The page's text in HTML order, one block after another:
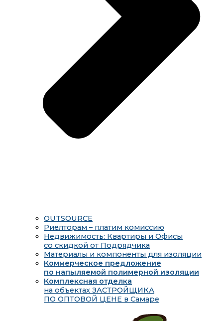
OUTSOURCE
Риелторам – платим комиссию
Недвижимость: Квартиры и Офисы
со скидкой от Подрядчика
Материалы и компоненты для изоляции
Коммерческое предложение
по напыляемой полимерной изоляции
Комплексная отделка
на объектах ЗАСТРОЙЩИКА
ПО ОПТОВОЙ ЦЕНЕ в Самаре